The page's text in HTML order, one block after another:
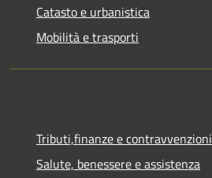
Catasto e urbanistica
Mobilità e trasporti
Tributi,finanze e contravvenzioni
Salute, benessere e assistenza